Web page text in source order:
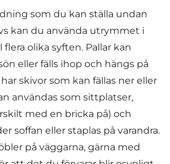
som du kan ställa undan
kan du använda utrymmet i
olika syften. Pallar kan
eller fälls ihop och hängs på
skivor som kan fällas ner eller
användas som sittplatser,
med en bricka på) och
soffan eller staplas på varandra.
på väggarna, gärna med